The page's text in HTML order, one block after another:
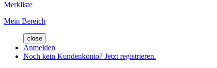
Merkliste
Mein Bereich
close
Anmelden
Noch kein Kundenkonto? Jetzt registrieren.